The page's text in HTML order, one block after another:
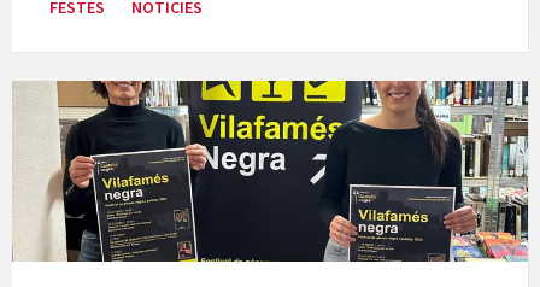
FESTES
NOTICIES